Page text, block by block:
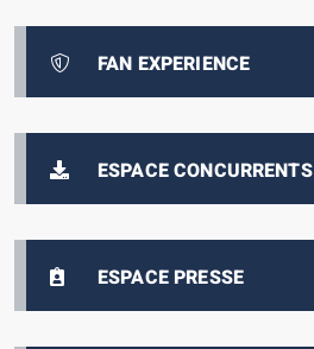
FAN EXPERIENCE
ESPACE CONCURRENTS
ESPACE PRESSE